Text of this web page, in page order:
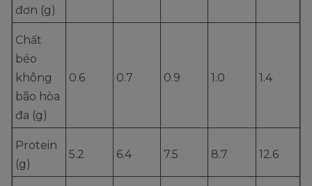
đơn (g)
Chất
béo
không
bão hòa
đa (g)
0.6 0.7 0.9 1.0 1.4
Protein
(g)
5.2 6.4 7.5 8.7 12.6